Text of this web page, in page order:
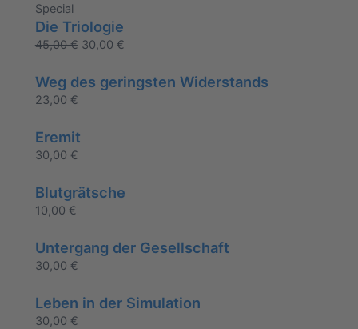
Special
Die Triologie
45,00€ 30,00 €
Weg des geringsten Widerstands
23,00 €
Eremit
30,00 €
Blutgrätsche
10,00 €
Untergang der Gesellschaft
30,00 €
Leben in der Simulation
30,00 €